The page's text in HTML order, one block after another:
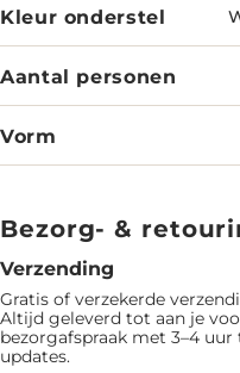
Kleur onderstel
Aantal personen
Vorm
Bezorg- &
Verzending
Gratis of verzekerde
Altijd geleverd tot aan je
bezorgafspraak met 3–4
updates.